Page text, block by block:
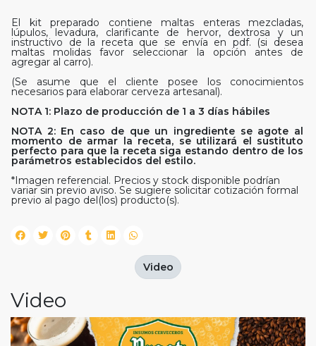
El kit preparado contiene maltas enteras mezcladas,
lúpulos, levadura, clarificante de hervor, dextrosa y un
instructivo de la receta que se envía en pdf. (si desea
maltas molidas favor seleccionar la opción antes de
agregar al carro).
(Se asume que el cliente posee los conocimientos
necesarios para elaborar cerveza artesanal).
NOTA 1: Plazo de producción de 1 a 3 días hábiles
NOTA 2: En caso de que un ingrediente se agote al
momento de armar la receta, se utilizará el sustituto
perfecto para que la receta siga estando dentro de los
parámetros establecidos del estilo.
*Imagen referencial. Precios y stock disponible podrían
variar sin previo aviso. Se sugiere solicitar cotización formal
previo al pago del(los) producto(s).
Video
Video